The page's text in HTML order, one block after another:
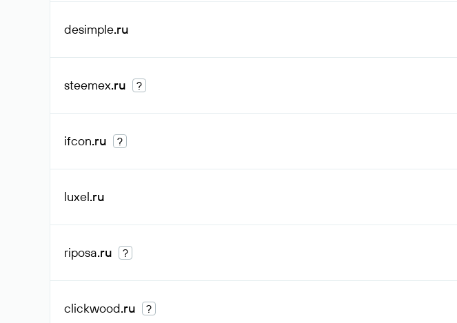
desimple.ru
steemex.ru ?
ifcon.ru ?
luxel.ru
riposa.ru ?
clickwood.ru ?